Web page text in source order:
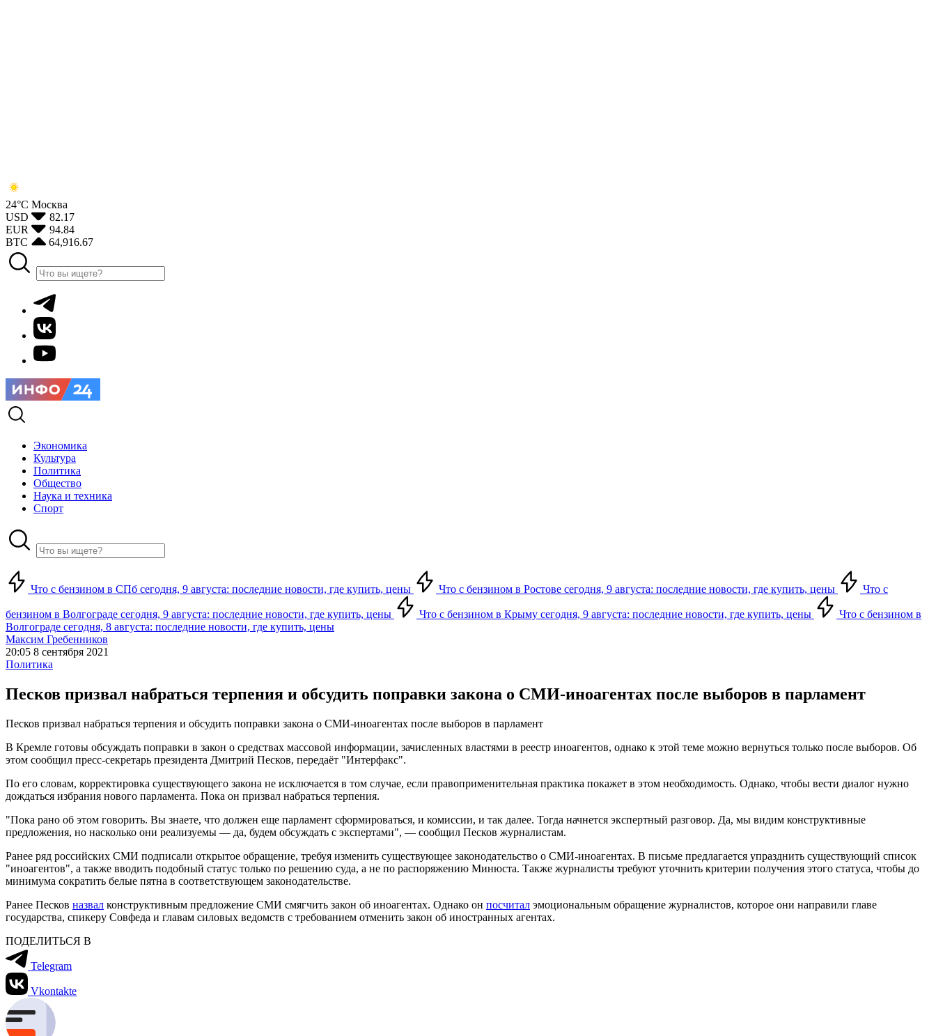
24°С Москва
USD
82.17
EUR
94.84
BTC
64,916.67
Экономика
Культура
Политика
Общество
Наука и техника
Спорт
Что с бензином в СПб сегодня, 9 августа: последние новости, где купить, цены Что с бензином в Ростове сегодня, 9 августа: последние новости, где купить, цены Что с
бензином в Волгограде сегодня, 9 августа: последние новости, где купить, цены Что с бензином в Крыму сегодня, 9 августа: последние новости, где купить, цены
Что с бензином в
Волгограде сегодня, 8 августа: последние новости, где купить, цены
Максим Гребенников
20:05 8 сентября 2021
Политика
Песков призвал набраться терпения и обсудить поправки закона о СМИ-иноагентах после выборов в парламент
Песков призвал набраться терпения и обсудить поправки закона о СМИ-иноагентах после выборов в парламент
В Кремле готовы обсуждать поправки в закон о средствах массовой информации, зачисленных властями в реестр иноагентов, однако к этой теме можно вернуться только после выборов. Об
этом сообщил пресс-секретарь президента Дмитрий Песков, передаёт "Интерфакс".
По его словам, корректировка существующего закона не исключается в том случае, если правоприменительная практика покажет в этом необходимость. Однако, чтобы вести диалог нужно
дождаться избрания нового парламента. Пока он призвал набраться терпения.
"Пока рано об этом говорить. Вы знаете, что должен еще парламент сформироваться, и комиссии, и так далее. Тогда начнется экспертный разговор. Да, мы видим конструктивные
предложения, но насколько они реализуемы — да, будем обсуждать с экспертами", — сообщил Песков журналистам.
Ранее ряд российских СМИ подписали открытое обращение, требуя изменить существующее законодательство о СМИ-иноагентах. В письме предлагается упразднить существующий список
"иноагентов", а также вводить подобный статус только по решению суда, а не по распоряжению Минюста. Также журналисты требуют уточнить критерии получения этого статуса, чтобы до
минимума сократить белые пятна в соответствующем законодательстве.
Ранее Песков назвал конструктивным предложение СМИ смягчить закон об иноагентах. Однако он посчитал эмоциональным обращение журналистов, которое они направили главе
государства, спикеру Совфеда и главам силовых ведомств с требованием отменить закон об иностранных агентах.
ПОДЕЛИТЬСЯ В
Telegram
Vkontakte